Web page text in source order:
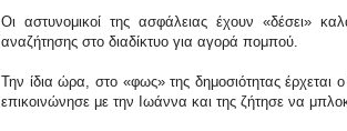
Οι αστυνομικοί της ασφάλειας έχουν «δέσει»
αναζήτησης στο διαδίκτυο για αγορά πομπού.
Την ίδια ώρα, στο «φως» της δημοσιότητας έρχεται
επικοινώνησε με την Ιωάννα και της ζήτησε να